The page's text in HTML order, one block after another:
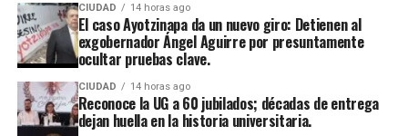
CIUDAD 14 horas ago
El caso Ayotzinapa da un nuevo giro: Detienen al
exgobernador Ángel Aguirre por presuntamente
ocultar pruebas clave.
CIUDAD 14 horas ago
Reconoce la UG a 60 jubilados; décadas de entrega
dejan huella en la historia universitaria.